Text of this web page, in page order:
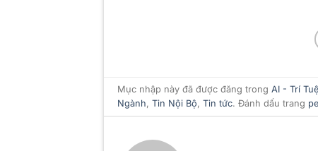
Mục nhập này đã được đăng trongAI - Trí
Ngành,Tin Nội Bộ,Tin tức. Đánh dấu trang